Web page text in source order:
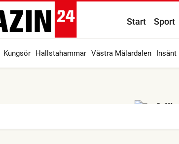
Start Sport
Kungsör Hallstahammar Västra Mälardalen Insänt